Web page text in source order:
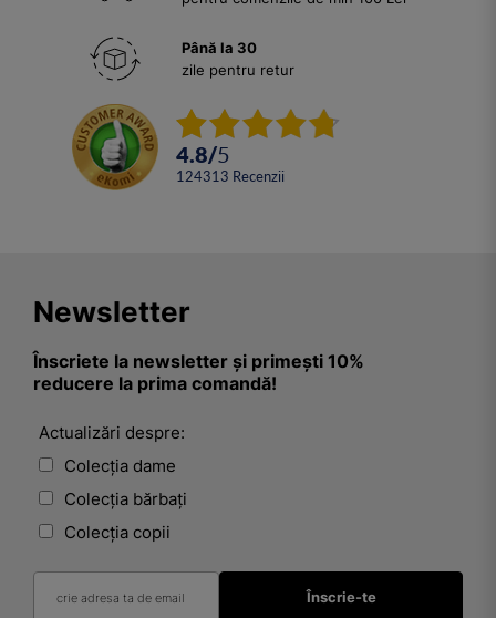
Până la 30
zile pentru retur
4.8/5
124313 Recenzii
Newsletter
Înscriete la newsletter și primești 10%
reducere la prima comandă!
Actualizări despre:
Colecția dame
Colecția bărbați
Colecția copii